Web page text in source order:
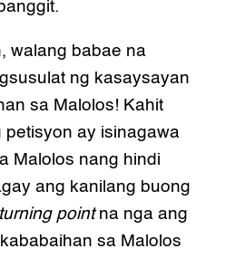
walang babae na
ng kasaysayan
sa Malolos! Kahit
petisyon ay isinagawa
Malolos nang hindi
ang kanilang buong
turning pointna nga ang
sa Malolos